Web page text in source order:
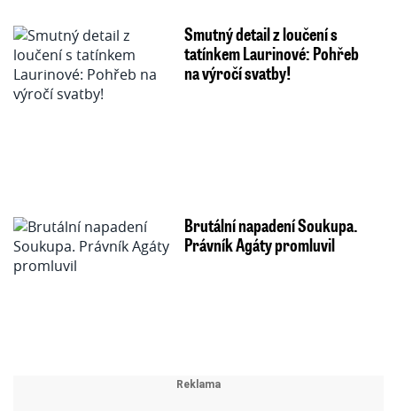
Smutný detail z loučení s
tatínkem Laurinové: Pohřeb
na výročí svatby!
Brutální napadení Soukupa.
Právník Agáty promluvil